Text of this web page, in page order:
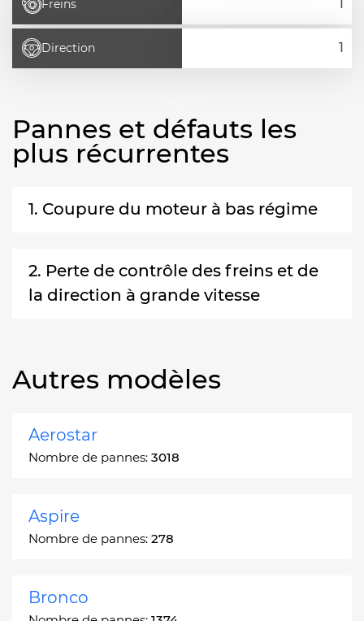
Freins
Direction
Pannes et défauts les
plus récurrentes
1. Coupure du moteur à bas régime
2. Perte de contrôle des freins et de
la direction à grande vitesse
Autres modèles
Aerostar
Nombre de pannes: 3018
Aspire
Nombre de pannes: 278
Bronco